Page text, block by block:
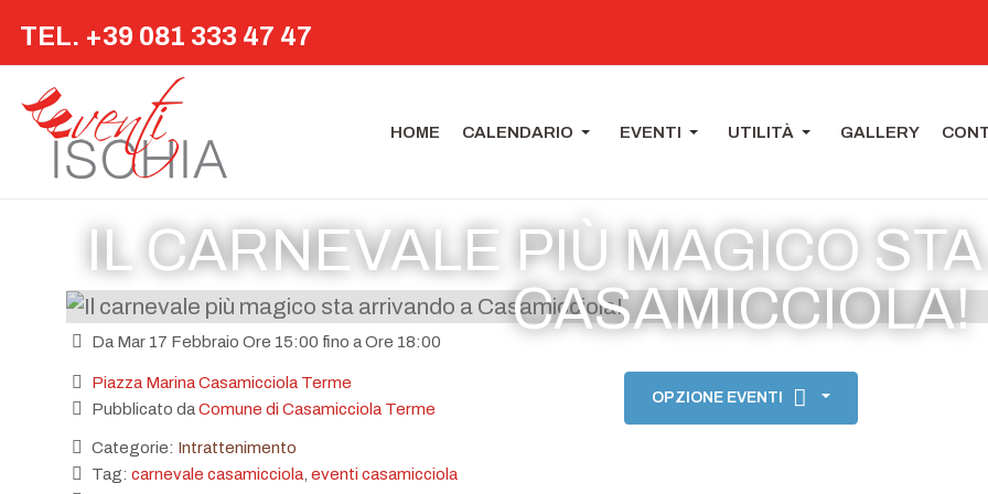
TEL. +39 081 333 47 47
HOME CALENDARIO EVENTI UTILITÀ GALLERY
IL CARNEVALE PIÙ MAGICO
CASAMICCIOLA!
OPZIONE EVENTI
Da Mar 17 Febbraio Ore 15:00 fino a Ore 18:00
Piazza Marina Casamicciola Terme
Pubblicato daComune di Casamicciola Terme
Categorie: Intrattenimento
Tag: carnevale casamicciola eventi casamicciola